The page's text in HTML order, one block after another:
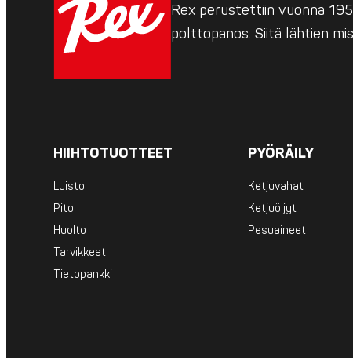
Rex perustettiin vuonna
polttopanos. Siitä lähtien
HIIHTOTUOTTEET
Luisto
Pito
Huolto
Tarvikkeet
Tietopankki
PYÖRÄILY
Ketjuvahat
Ketjuöljyt
Pesuaineet